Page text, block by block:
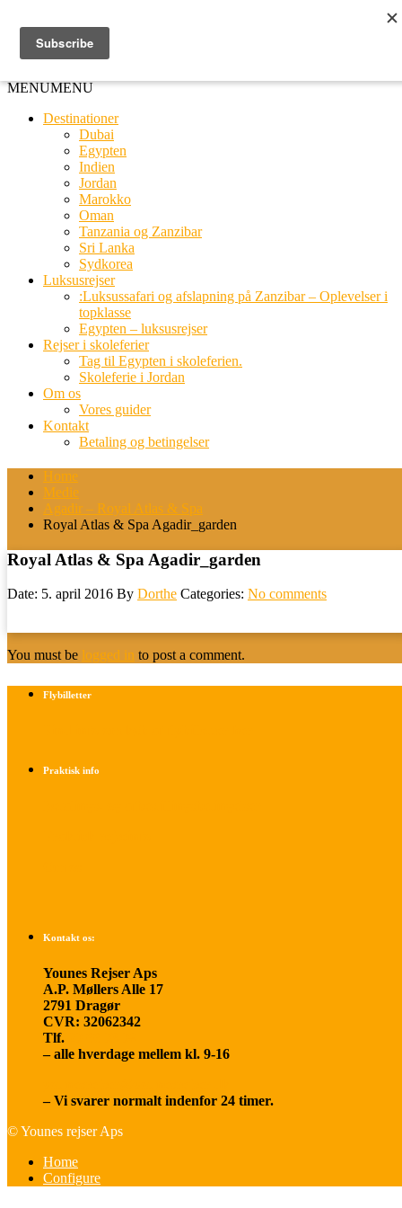
MENUMENU
Destinationer
Dubai
Egypten
Indien
Jordan
Marokko
Oman
Tanzania og Zanzibar
Sri Lanka
Sydkorea
Luksusrejser
:Luksussafari og afslapning på Zanzibar – Oplevelser i
topklasse
Egypten – luksusrejser
Rejser i skoleferier
Tag til Egypten i skoleferien.
Skoleferie i Jordan
Om os
Vores guider
Kontakt
Betaling og betingelser
Home
Medie
Agadir – Royal Atlas & Spa
Royal Atlas & Spa Agadir_garden
Royal Atlas & Spa Agadir_garden
Date: 5. april 2016 By Dorthe Categories: No comments
You must be logged in to post a comment.
Flybilletter
Praktisk info
Kontakt os:
Younes Rejser Aps
A.P. Møllers Alle 17
2791 Dragør
CVR: 32062342
Tlf.
– alle hverdage mellem kl. 9-16
– Vi svarer normalt indenfor 24 timer.
© Younes rejser Aps
Home
Configure